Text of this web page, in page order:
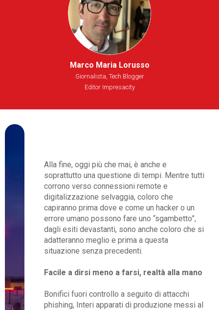
Marco Maria Lorusso
Giornalista, Tech Blogger
Editor Impresacity
Alla fine, oggi più che mai, è anche e
soprattutto una questione di tempi. Mentre tutti
corrono verso connessioni remote e
digitalizzazione selvaggia, coloro che
capiranno prima dove e come un hacker o un
errore umano possono fare uno “sgambetto”,
dagli esiti devastanti, sono anche coloro che si
adatteranno meglio e prima a questa
situazione senza precedenti.
Facile a dirsi meno a farsi, realtà alla mano
Bonifici fuori controllo a seguito di attacchi
phishing, Interi apparati di produzione messi al